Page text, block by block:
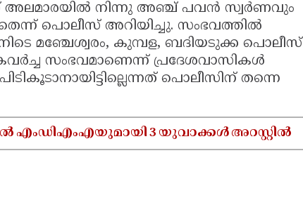
അലമാരയിൽ നിന്നു അഞ്ച് പവൻ സ്വർണവും
പൊലീസ് അറിയിച്ചു. സംഭവത്തിൽ
മഞ്ചേശ്വരം, കുമ്പള, ബദിയടുക്ക പൊലീസ്
കവർച്ച സംഭവമാണെന്ന് പ്രദേശവാസികൾ
പൊലീസിന് തന്നെ
എംഡിഎംഎയുമായി 3 യുവാക്കൾ അറസ്റ്റിൽ